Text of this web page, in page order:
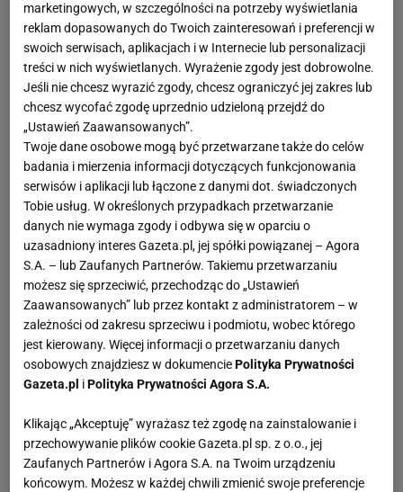
marketingowych, w szczególności na potrzeby wyświetlania
reklam dopasowanych do Twoich zainteresowań i preferencji w
swoich serwisach, aplikacjach i w Internecie lub personalizacji
treści w nich wyświetlanych. Wyrażenie zgody jest dobrowolne.
Jeśli nie chcesz wyrazić zgody, chcesz ograniczyć jej zakres lub
chcesz wycofać zgodę uprzednio udzieloną przejdź do
„Ustawień Zaawansowanych”.
Twoje dane osobowe mogą być przetwarzane także do celów
badania i mierzenia informacji dotyczących funkcjonowania
serwisów i aplikacji lub łączone z danymi dot. świadczonych
Tobie usług. W określonych przypadkach przetwarzanie
danych nie wymaga zgody i odbywa się w oparciu o
uzasadniony interes Gazeta.pl, jej spółki powiązanej – Agora
S.A. – lub Zaufanych Partnerów. Takiemu przetwarzaniu
możesz się sprzeciwić, przechodząc do „Ustawień
Zaawansowanych” lub przez kontakt z administratorem – w
zależności od zakresu sprzeciwu i podmiotu, wobec którego
jest kierowany. Więcej informacji o przetwarzaniu danych
osobowych znajdziesz w dokumenciePolityka Prywatności
Gazeta.pl iPolityka Prywatności Agora S.A.
Klikając „Akceptuję” wyrażasz też zgodę na zainstalowanie i
przechowywanie plików cookie Gazeta.pl sp. z o.o., jej
Zaufanych Partnerów i Agora S.A. na Twoim urządzeniu
końcowym. Możesz w każdej chwili zmienić swoje preferencje